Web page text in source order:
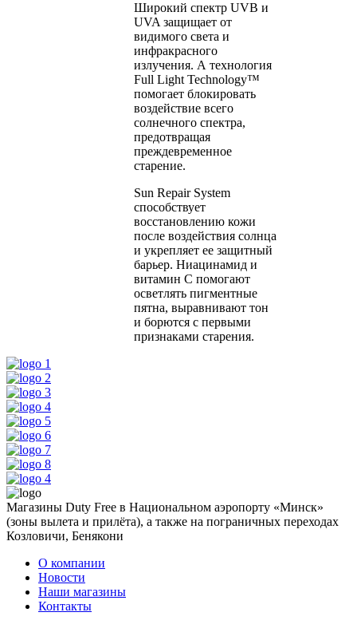
Широкий спектр UVB и
UVA защищает от
видимого света и
инфракрасного
излучения. А технология
Full Light Technology™
помогает блокировать
воздействие всего
солнечного спектра,
предотвращая
преждевременное
старение.
Sun Repair System
способствует
восстановлению кожи
после воздействия солнца
и укрепляет ее защитный
барьер. Ниацинамид и
витамин C помогают
осветлять пигментные
пятна, выравнивают тон
и борются с первыми
признаками старения.
Магазины Duty Free в Национальном аэропорту «Минск»
(зоны вылета и прилёта), а также на пограничных переходах
Козловичи, Бенякони
О компании
Новости
Наши магазины
Контакты